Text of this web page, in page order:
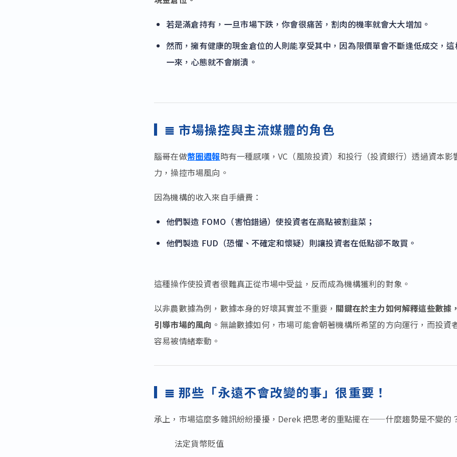
若是滿倉持有，一旦市場下跌，你會很痛苦，割肉的機率就會大大增加。
然而，擁有健康的現金倉位的人則能享受其中，因為限價單會不斷逢低成交，這
一來，心態就不會崩潰。
≣ 市場操控與主流媒體的角色
腦哥在做幣圈週報時有一種感嘆，VC（風險投資）和投行（投資銀行）透過資本影
力，操控市場風向。
因為機構的收入來自手續費：
他們製造 FOMO（害怕錯過）使投資者在高點被割韭菜；
他們製造 FUD（恐懼、不確定和懷疑）則讓投資者在低點卻不敢買。
這種操作使投資者很難真正從市場中受益，反而成為機構獲利的對象。
以非農數據為例，數據本身的好壞其實並不重要， 關鍵在於主力如何解釋這些數據
引導市場的風向 。無論數據如何，市場可能會朝著機構所希望的方向運行，而投資
容易被情緒牽動。
≣ 那些「永遠不會改變的事」很重要！
承上，市場這麼多雜訊紛紛擾擾，Derek 把思考的重點擺在——什麼趨勢是不變的
法定貨幣貶值